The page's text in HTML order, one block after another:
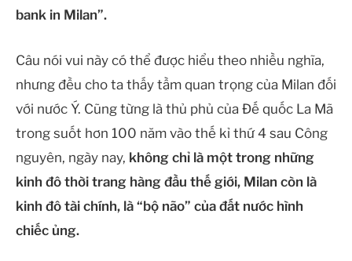
bank in Milan”.
Câu nói vui này có thể được hiểu theo nhiều nghĩa,
nhưng đều cho ta thấy tầm quan trọng của Milan đối
với nước Ý. Cũng từng là thủ phủ của Đế quốc La Mã
trong suốt hơn 100 năm vào thế kỉ thứ 4 sau Công
nguyên, ngày nay, không chỉ là một trong những
kinh đô thời trang hàng đầu thế giới, Milan còn là
kinh đô tài chính, là “bộ não” của đất nước hình
chiếc ủng.